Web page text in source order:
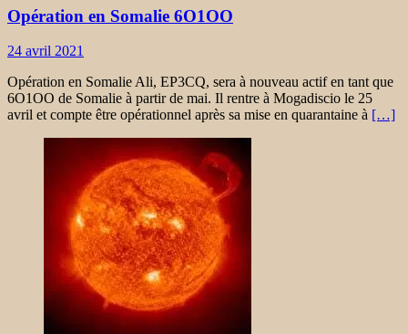
Opération en Somalie 6O1OO
24 avril 2021
Opération en Somalie Ali, EP3CQ, sera à nouveau actif en tant que
6O1OO de Somalie à partir de mai. Il rentre à Mogadiscio le 25
avril et compte être opérationnel après sa mise en quarantaine à […]